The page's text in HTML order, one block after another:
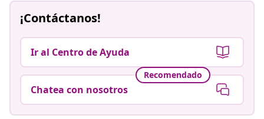
¡Contáctanos!
Ir al Centro de Ayuda
Recomendado
Chatea con nosotros